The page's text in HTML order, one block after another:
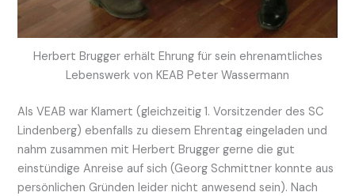
Herbert Brugger erhält Ehrung für sein ehrenamtliches
Lebenswerk von KEAB Peter Wassermann
Als VEAB war Klamert (gleichzeitig 1. Vorsitzender des SC
Lindenberg) ebenfalls zu diesem Ehrentag eingeladen und
nahm zusammen mit Herbert Brugger gerne die gut
einstündige Anreise auf sich (Georg Schmittner konnte aus
persönlichen Gründen leider nicht anwesend sein). Nach